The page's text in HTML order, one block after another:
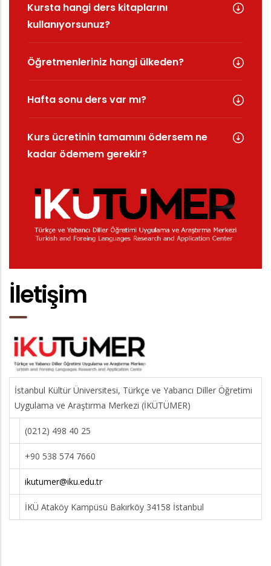
Kursta hangi ders kitaplarını
kullanıyorsunuz?
Öğretmenleriniz hangi ülkeden?
Hafta sonu ders var mı?
Kurs ücretinin tamamını ödersem ne
kadar ödemem gerekir?
İletişim
İstanbul Kültür Üniversitesi, Türkçe ve Yabancı Diller Öğretimi
Uygulama ve Araştırma Merkezi (İKÜTÜMER)
(0212) 498 40 25
+90 538 574 7660
ikutumer@iku.edu.tr
İKÜ Ataköy Kampüsü Bakırköy 34158 İstanbul